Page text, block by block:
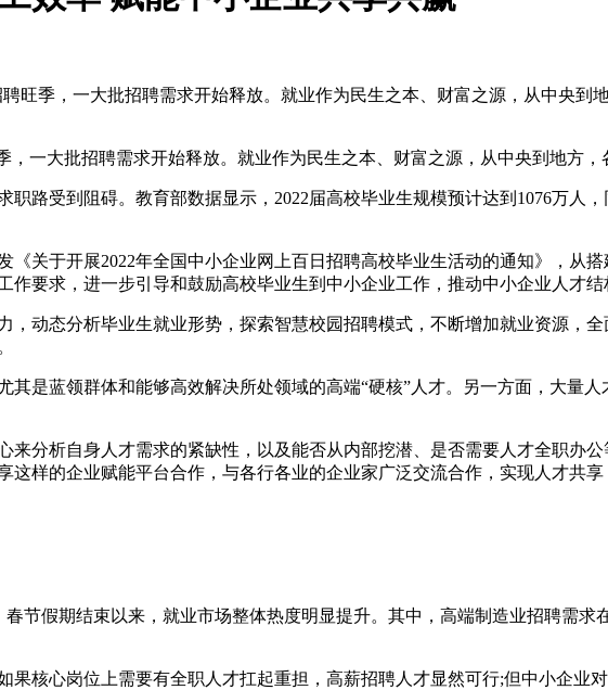
季，一大批招聘需求开始释放。就业作为民生之本、财富之源，从中央到
大批招聘需求开始释放。就业作为民生之本、财富之源，从中央到地方，
受到阻碍。教育部数据显示，2022届高校毕业生规模预计达到1076万人，
于开展2022年全国中小企业网上百日招聘高校毕业生活动的通知》，从
要求，进一步引导和鼓励高校毕业生到中小企业工作，推动中小企业人才结
态分析毕业生就业形势，探索智慧校园招聘模式，不断增加就业资源，
蓝领群体和能够高效解决所处领域的高端“硬核”人才。另一方面，大量人
析自身人才需求的紧缺性，以及能否从内部挖潜、是否需要人才全职办
样的企业赋能平台合作，与各行各业的企业家广泛交流合作，实现人才共
假期结束以来，就业市场整体热度明显提升。其中，高端制造业招聘需求
心岗位上需要有全职人才扛起重担，高薪招聘人才显然可行;但中小企业对